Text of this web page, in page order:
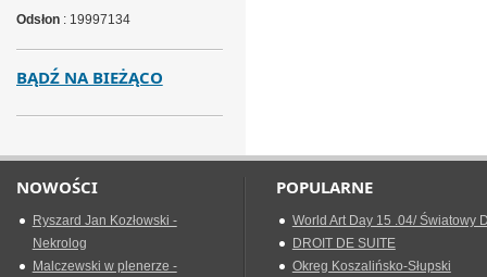
Odsłon: 19997134
BĄDŹ NA BIEŻĄCO
NOWOŚCI
Ryszard Jan Kozłowski -
Nekrolog
Malczewski w plenerze -
POPULARNE
World Art Day 15 .04/ Światowy
DROIT DE SUITE
Okreg Koszalińsko-Słupski